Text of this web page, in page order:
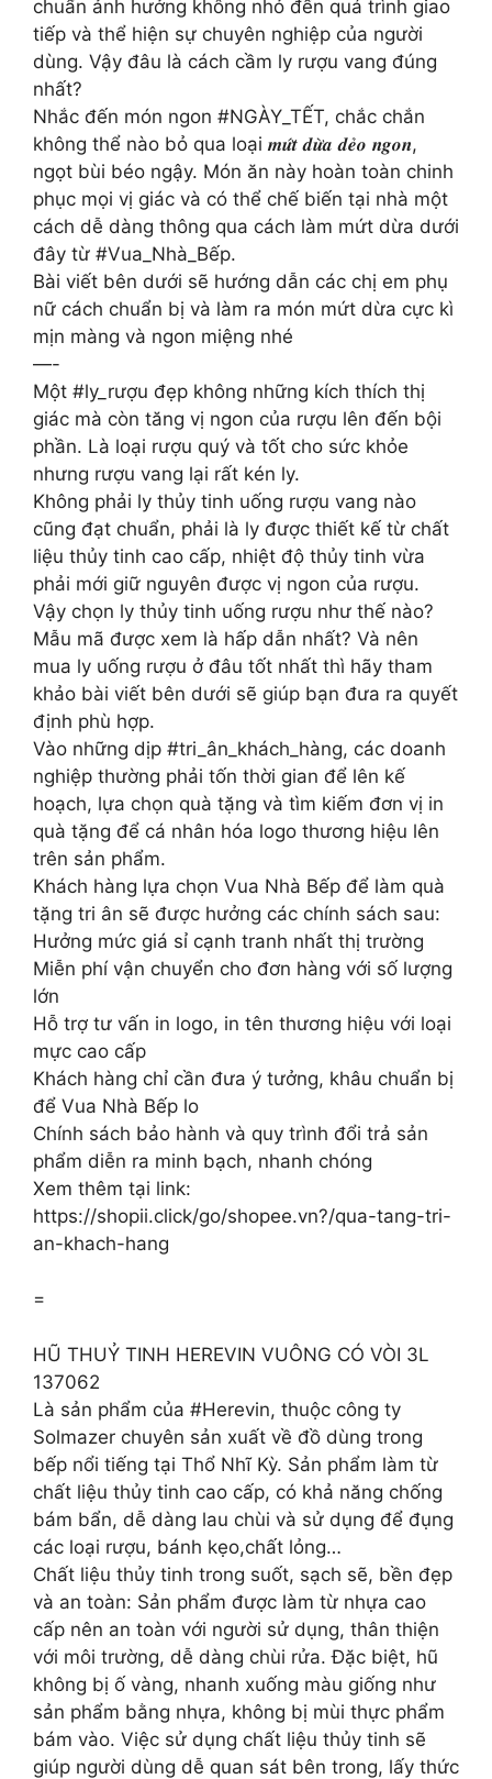
chuẩn ảnh hưởng không nhỏ đến quá trình giao
tiếp và thể hiện sự chuyên nghiệp của người
dùng. Vậy đâu là cách cầm ly rượu vang đúng
nhất?
Nhắc đến món ngon #NGÀY_TẾT, chắc chắn
không thể nào bỏ qua loại 𝒎𝒖̛́𝒕 𝒅𝒖̛̀𝒂 𝒅𝒆̉𝒐 𝒏𝒈𝒐𝒏,
ngọt bùi béo ngậy. Món ăn này hoàn toàn chinh
phục mọi vị giác và có thể chế biến tại nhà một
cách dễ dàng thông qua cách làm mứt dừa dưới
đây từ #Vua_Nhà_Bếp.
Bài viết bên dưới sẽ hướng dẫn các chị em phụ
nữ cách chuẩn bị và làm ra món mứt dừa cực kì
mịn màng và ngon miệng nhé
—-
Một #ly_rượu đẹp không những kích thích thị
giác mà còn tăng vị ngon của rượu lên đến bội
phần. Là loại rượu quý và tốt cho sức khỏe
nhưng rượu vang lại rất kén ly.
Không phải ly thủy tinh uống rượu vang nào
cũng đạt chuẩn, phải là ly được thiết kế từ chất
liệu thủy tinh cao cấp, nhiệt độ thủy tinh vừa
phải mới giữ nguyên được vị ngon của rượu.
Vậy chọn ly thủy tinh uống rượu như thế nào?
Mẫu mã được xem là hấp dẫn nhất? Và nên
mua ly uống rượu ở đâu tốt nhất thì hãy tham
khảo bài viết bên dưới sẽ giúp bạn đưa ra quyết
định phù hợp.
Vào những dịp #tri_ân_khách_hàng, các doanh
nghiệp thường phải tốn thời gian để lên kế
hoạch, lựa chọn quà tặng và tìm kiếm đơn vị in
quà tặng để cá nhân hóa logo thương hiệu lên
trên sản phẩm.
Khách hàng lựa chọn Vua Nhà Bếp để làm quà
tặng tri ân sẽ được hưởng các chính sách sau:
Hưởng mức giá sỉ cạnh tranh nhất thị trường
Miễn phí vận chuyển cho đơn hàng với số lượng
lớn
Hỗ trợ tư vấn in logo, in tên thương hiệu với loại
mực cao cấp
Khách hàng chỉ cần đưa ý tưởng, khâu chuẩn bị
để Vua Nhà Bếp lo
Chính sách bảo hành và quy trình đổi trả sản
phẩm diễn ra minh bạch, nhanh chóng
Xem thêm tại link:
https://shopii.click/go/shopee.vn?/qua-tang-tri-
an-khach-hang
=
HŨ THUỶ TINH HEREVIN VUÔNG CÓ VÒI 3L
137062
Là sản phẩm của #Herevin, thuộc công ty
Solmazer chuyên sản xuất về đồ dùng trong
bếp nổi tiếng tại Thổ Nhĩ Kỳ. Sản phẩm làm từ
chất liệu thủy tinh cao cấp, có khả năng chống
bám bẩn, dễ dàng lau chùi và sử dụng để đụng
các loại rượu, bánh kẹo,chất lỏng…
Chất liệu thủy tinh trong suốt, sạch sẽ, bền đẹp
và an toàn: Sản phẩm được làm từ nhựa cao
cấp nên an toàn với người sử dụng, thân thiện
với môi trường, dễ dàng chùi rửa. Đặc biệt, hũ
không bị ố vàng, nhanh xuống màu giống như
sản phẩm bằng nhựa, không bị mùi thực phẩm
bám vào. Việc sử dụng chất liệu thủy tinh sẽ
giúp người dùng dễ quan sát bên trong, lấy thức